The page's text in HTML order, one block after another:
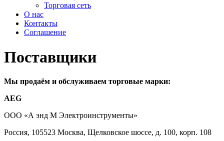
Торговая сеть
О нас
Контакты
Соглашение
Поставщики
Мы продаём и обслуживаем торговые марки:
AEG
ООО «А энд М Электроинструменты»
Россия, 105523 Москва, Щелковское шоссе, д. 100, корп. 108